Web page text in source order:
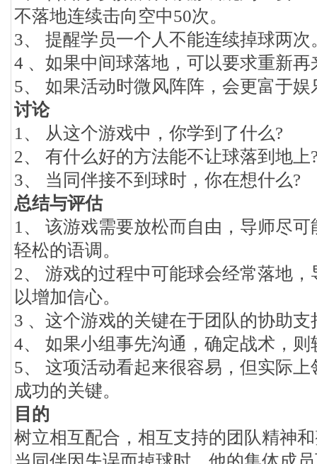
不落地连续击向空中50次。
3、 提醒学员一个人不能连续掉球两次
4 、如果中间球落地，可以要求重新再
5、 如果活动时微风阵阵，会更富于娱
讨论
1、 从这个游戏中，你学到了什么?
2、 有什么好的方法能不让球落到地上
3、 当同伴接不到球时，你在想什么?
总结与评估
1、 该游戏需要放松而自由，导师尽
轻松的语调。
2、 游戏的过程中可能球会经常落地
以增加信心。
3 、这个游戏的关键在于团队的协助支
4、 如果小组事先沟通，确定战术，则
5、 这项活动看起来很容易，但实际
成功的关键。
目的
树立相互配合，相互支持的团队精神